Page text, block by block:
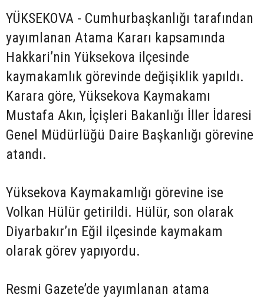
YÜKSEKOVA - Cumhurbaşkanlığı tarafından
yayımlanan Atama Kararı kapsamında
Hakkari’nin Yüksekova ilçesinde
kaymakamlık görevinde değişiklik yapıldı.
Karara göre, Yüksekova Kaymakamı
Mustafa Akın, İçişleri Bakanlığı İller İdaresi
Genel Müdürlüğü Daire Başkanlığı görevine
atandı.
Yüksekova Kaymakamlığı görevine ise
Volkan Hülür getirildi. Hülür, son olarak
Diyarbakır’ın Eğil ilçesinde kaymakam
olarak görev yapıyordu.
Resmi Gazete’de yayımlanan atama